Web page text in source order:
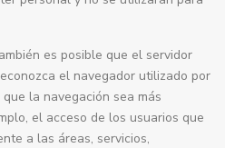
es posible que el servidor
el navegador utilizado por
la navegación sea más
el acceso de los usuarios que
a las áreas, servicios,